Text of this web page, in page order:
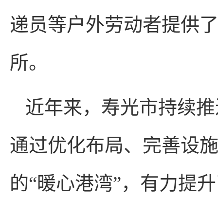
递员等户外劳动者提供
所。
近年来，寿光市持续
通过优化布局、完善设
的“暖心港湾”，有力提